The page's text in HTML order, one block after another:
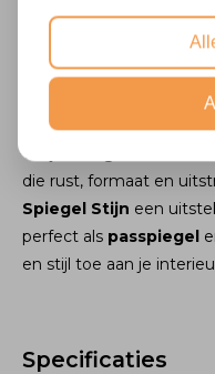
Grote
Wil je een
die rust, formaat en
Spiegel Stijn een
perfect als passpiegel
en stijl toe aan je
Specificaties